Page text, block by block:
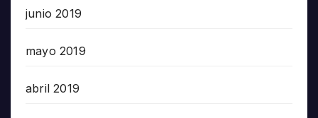
junio 2019
mayo 2019
abril 2019